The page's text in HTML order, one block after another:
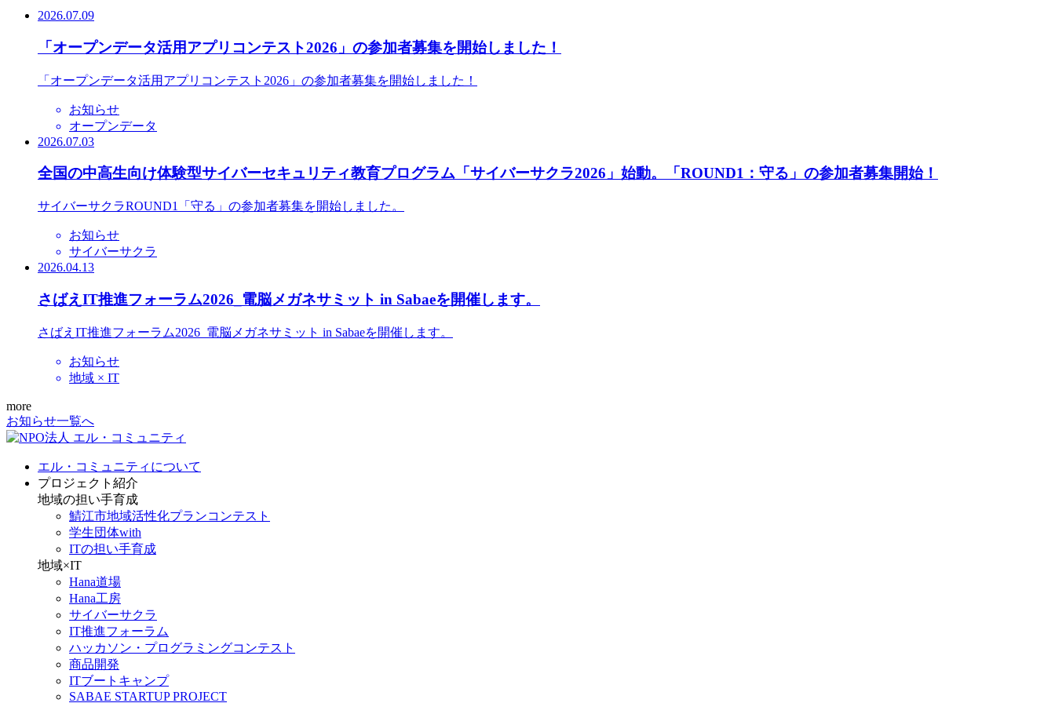
2026.07.09
「オープンデータ活用アプリコンテスト2026」の参加者募集を開始しました！
「オープンデータ活用アプリコンテスト2026」の参加者募集を開始しました！
お知らせ
オープンデータ
2026.07.03
全国の中高生向け体験型サイバーセキュリティ教育プログラム「サイバーサクラ2026」始動。「ROUND1：守る」の参加者募集開始！
サイバーサクラROUND1「守る」の参加者募集を開始しました。
お知らせ
サイバーサクラ
2026.04.13
さばえIT推進フォーラム2026_電脳メガネサミット in Sabaeを開催します。
さばえIT推進フォーラム2026_電脳メガネサミット in Sabaeを開催します。
お知らせ
地域 × IT
more
お知らせ一覧へ
エル・コミュニティについて
プロジェクト紹介
地域の担い手育成
鯖江市地域活性化プランコンテスト
学生団体with
ITの担い手育成
地域×IT
Hana道場
Hana工房
サイバーサクラ
IT推進フォーラム
ハッカソン・プログラミングコンテスト
商品開発
ITブートキャンプ
SABAE STARTUP PROJECT